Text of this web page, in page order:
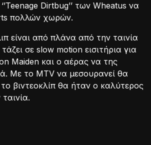
Dirtbug’’ των Wheatus να
πολλών χωρών.
είναι από πλάνα από την ταινία
σε slow motion εισιτήρια για
Maiden και ο αέρας να της
Με το MTV να μεσουρανεί θα
το βιντεοκλίπ θα ήταν ο καλύτερος